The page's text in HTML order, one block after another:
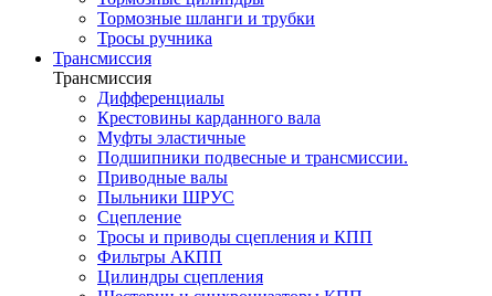
Тормозные шланги и трубки
Тросы ручника
Трансмиссия
Трансмиссия
Дифференциалы
Крестовины карданного вала
Муфты эластичные
Подшипники подвесные и трансмиссии.
Приводные валы
Пыльники ШРУС
Сцепление
Тросы и приводы сцепления и КПП
Фильтры АКПП
Цилиндры сцепления